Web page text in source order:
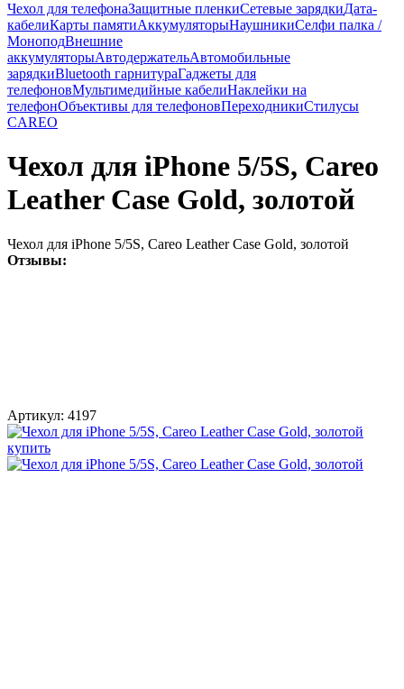
Чехол для телефонаЗащитные пленкиСетевые зарядкиДата-
кабелиКарты памятиАккумуляторыНаушникиСелфи палка /
МоноподВнешние
аккумуляторыАвтодержательАвтомобильные
зарядкиBluetooth гарнитураГаджеты для
телефоновМультимедийные кабелиНаклейки на
телефонОбъективы для телефоновПереходникиСтилусы
CAREO
Чехол для iPhone 5/5S, Careo
Leather Case Gold, золотой
Чехол для iPhone 5/5S, Careo Leather Case Gold, золотой
Отзывы:
Артикул: 4197